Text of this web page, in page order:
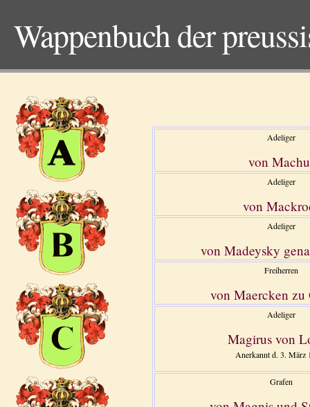
Wappenbuch der
Adeliger
von
Adeliger
von
Adeliger
von Madeysky
Freiherren
von Maercken zu
Adeliger
Magirus von
Anerkannt d. 3. März
Grafen